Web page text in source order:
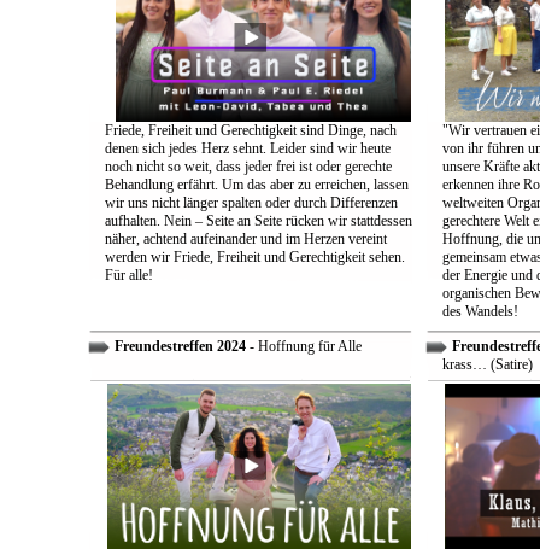
Friede, Freiheit und Gerechtigkeit sind Dinge, nach
denen sich jedes Herz sehnt. Leider sind wir heute
noch nicht so weit, dass jeder frei ist oder gerechte
Behandlung erfährt. Um das aber zu erreichen, lassen
wir uns nicht länger spalten oder durch Differenzen
aufhalten. Nein – Seite an Seite rücken wir stattdessen
näher, achtend aufeinander und im Herzen vereint
werden wir Friede, Freiheit und Gerechtigkeit sehen.
Für alle!
"Wir vertrauen
von ihr führen
unsere Kräfte
erkennen ihre
weltweiten
gerechtere Welt
Hoffnung, die
gemeinsam
der Energie und
organischen
des Wandels!
Freundestreffen 2024- Hoffnung für Alle
krass… (Satire)